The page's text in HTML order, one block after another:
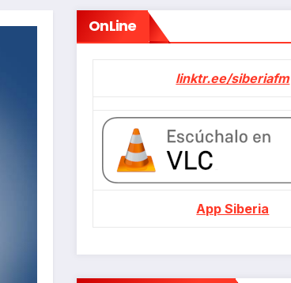
OnLine
linktr.ee/siberiafm
App Siberia